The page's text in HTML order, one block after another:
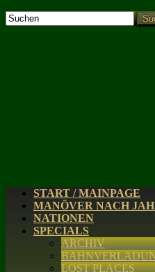
START / MAINPAGE
MANÖVER NACH
NATIONEN
SPECIALS
ARCHIV
LOST PLACES